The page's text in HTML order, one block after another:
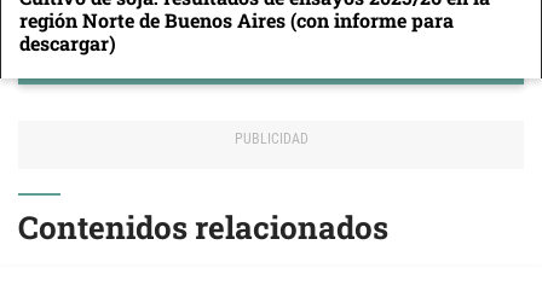
región Norte de Buenos Aires (con informe para
descargar)
Contenidos relacionados